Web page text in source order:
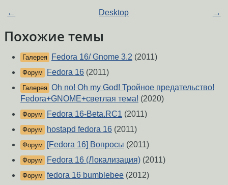
← Desktop →
Похожие темы
Галерея Fedora 16/ Gnome 3.2 (2011)
Форум Fedora 16 (2011)
Галерея Oh no! Oh my God! Тройное предательство!
Fedora+GNOME+светлая тема! (2020)
Форум Fedora 16-Beta.RC1 (2011)
Форум hostapd fedora 16 (2011)
Форум [Fedora 16] Вопросы (2011)
Форум Fedora 16 (Локализация) (2011)
Форум fedora 16 bumblebee (2012)